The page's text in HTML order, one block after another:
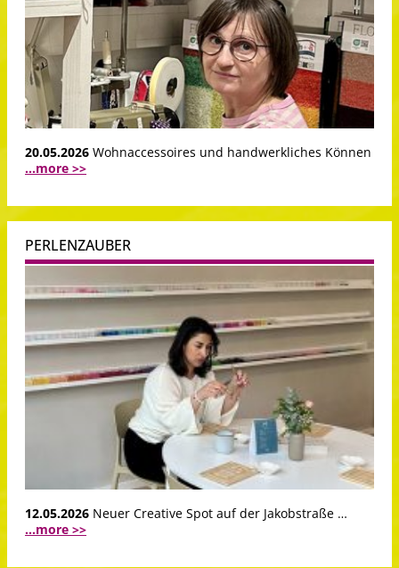
20.05.2026 Wohnaccessoires und handwerkliches Können
...more >>
PERLENZAUBER
12.05.2026 Neuer Creative Spot auf der Jakobstraße …
...more >>